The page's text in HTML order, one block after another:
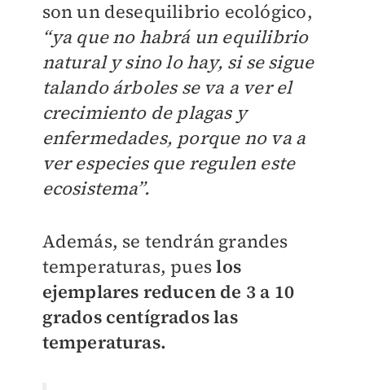
son un desequilibrio ecológico,
“ya que no habrá un equilibrio
natural y sino lo hay, si se sigue
talando árboles se va a ver el
crecimiento de plagas y
enfermedades, porque no va a
ver especies que regulen este
ecosistema”.
Además, se tendrán grandes
temperaturas, pueslos
ejemplares reducen de 3 a 10
grados centígrados las
temperaturas.